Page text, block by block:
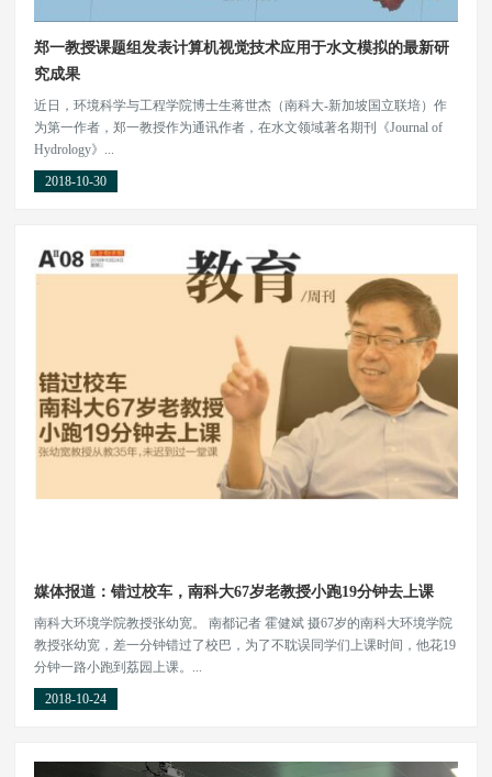
郑一教授课题组发表计算机视觉技术应用于水文模拟的最新研
究成果
近日，环境科学与工程学院博士生蒋世杰（南科大-新加坡国立联培）作
为第一作者，郑一教授作为通讯作者，在水文领域著名期刊《Journal of
Hydrology》...
2018-10-30
媒体报道：错过校车，南科大67岁老教授小跑19分钟去上课
南科大环境学院教授张幼宽。 南都记者 霍健斌 摄67岁的南科大环境学院
教授张幼宽，差一分钟错过了校巴，为了不耽误同学们上课时间，他花19
分钟一路小跑到荔园上课。...
2018-10-24